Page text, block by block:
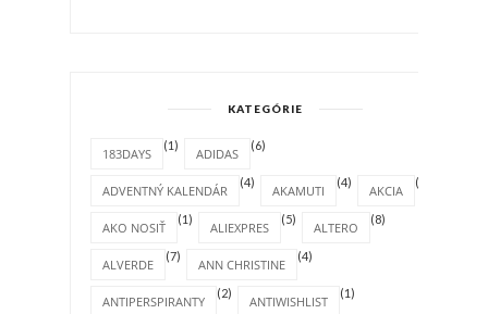
KATEGÓRIE
183DAYS
(1)
ADIDAS
(6)
ADVENTNÝ KALENDÁR
(4)
AKAMUTI
(4)
AKCIA
(1)
AKO NOSIŤ
(1)
ALIEXPRES
(5)
ALTERO
(8)
ALVERDE
(7)
ANN CHRISTINE
(4)
ANTIPERSPIRANTY
(2)
ANTIWISHLIST
(1)